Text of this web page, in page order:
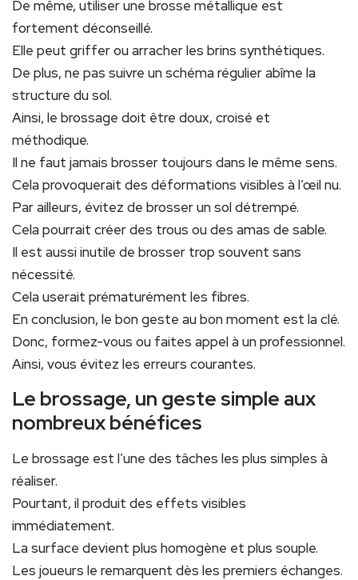
De même, utiliser une brosse métallique est
fortement déconseillé.
Elle peut griffer ou arracher les brins synthétiques.
De plus, ne pas suivre un schéma régulier abîme la
structure du sol.
Ainsi, le brossage doit être doux, croisé et
méthodique.
Il ne faut jamais brosser toujours dans le même sens.
Cela provoquerait des déformations visibles à l’œil nu.
Par ailleurs, évitez de brosser un sol détrempé.
Cela pourrait créer des trous ou des amas de sable.
Il est aussi inutile de brosser trop souvent sans
nécessité.
Cela userait prématurément les fibres.
En conclusion, le bon geste au bon moment est la clé.
Donc, formez-vous ou faites appel à un professionnel.
Ainsi, vous évitez les erreurs courantes.
Le brossage, un geste simple aux
nombreux bénéfices
Le brossage est l’une des tâches les plus simples à
réaliser.
Pourtant, il produit des effets visibles
immédiatement.
La surface devient plus homogène et plus souple.
Les joueurs le remarquent dès les premiers échanges.